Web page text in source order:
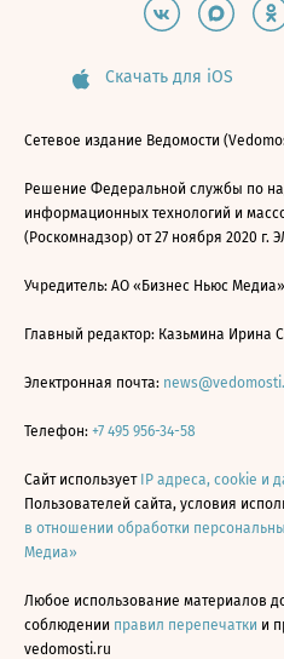
Скачать для iOS
Сетевое издание Ведомости
Решение Федеральной службы по
информационных технологий и
(Роскомнадзор) от 27 ноября 2020 г.
Учредитель: АО «Бизнес Ньюс Медиа»
Главный редактор: Казьмина Ирина
Электронная почта:
Телефон: +7 495 956-34-58
Сайт использует IP адреса, cookie и
Пользователей сайта, условия
в отношении обработки
Медиа»
Любое использование материалов
соблюдении правил перепечатки и
vedomosti.ru